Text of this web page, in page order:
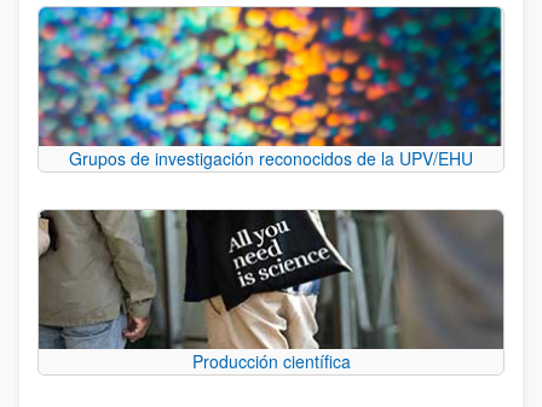
Grupos de investigación reconocidos de la UPV/EHU
Producción científica